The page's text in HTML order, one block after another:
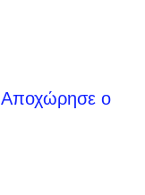
Αποχώρησε ο